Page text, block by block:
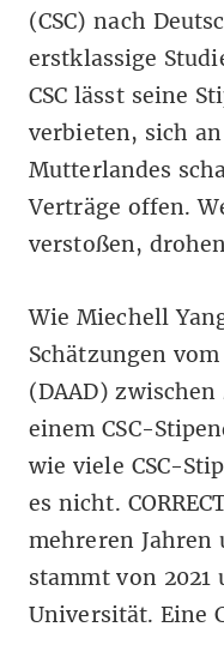
(CSC) nach
erstklassige
CSC lässt seine
verbieten, sich
Mutterlandes
Verträge offen.
verstoßen,
Wie Miechell
Schätzungen
(DAAD)
einem CSC-
wie viele CSC-
es nicht.
mehreren Jahren
stammt von
Universität. Eine